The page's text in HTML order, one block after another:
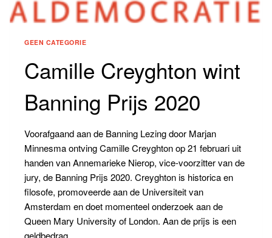
GEEN CATEGORIE
Camille Creyghton wint
Banning Prijs 2020
Voorafgaand aan de Banning Lezing door Marjan
Minnesma ontving Camille Creyghton op 21 februari uit
handen van Annemarieke Nierop, vice-voorzitter van de
jury, de Banning Prijs 2020. Creyghton is historica en
filosofe, promoveerde aan de Universiteit van
Amsterdam en doet momenteel onderzoek aan de
Queen Mary University of London. Aan de prijs is een
geldbedrag…